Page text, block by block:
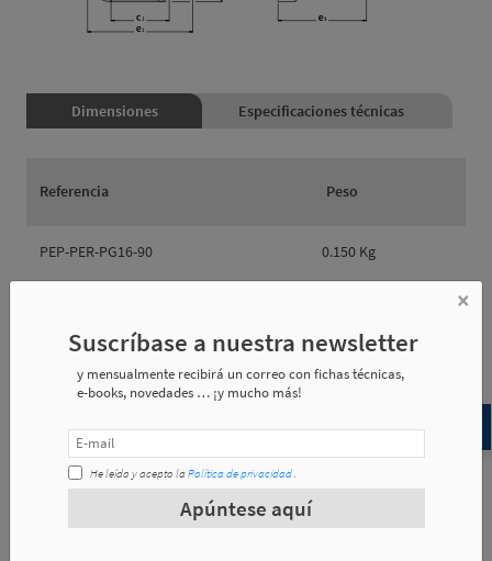
Dimensiones Especificaciones técnicas
Referencia Peso
PEP-PER-PG16-90 0.150 Kg
PEP-PER-
PG16-90
56 70
56 70 47
×
Suscríbase a nuestra newsletter
y mensualmente recibirá un correo con fichas técnicas,
e-books, novedades … ¡y mucho más!
He leído y acepto laPolítica de privacidad.
Apúntese aquí